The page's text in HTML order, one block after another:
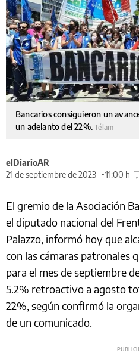
Bancarios consiguieron un
un adelanto del 22%.Télam
elDiarioAR
21 de septiembre de 2023
11:00 h
El gremio de la Asociación
el diputado nacional del
Palazzo, informó hoy que
con las cámaras patronales
para el mes de septiembre
5.2% retroactivo a agosto
22%, según confirmó la
de un comunicado.